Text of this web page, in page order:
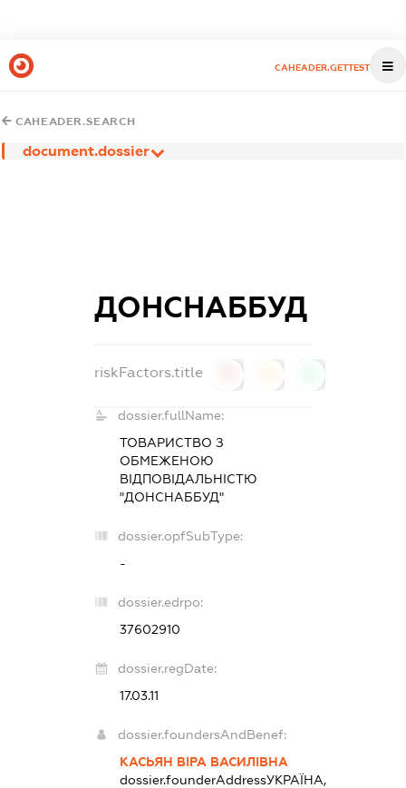
CAHEADER.GETTEST
CAHEADER.SEARCH
document.dossier
ДОНСНАББУД
riskFactors.title
dossier.fullName:
ТОВАРИСТВО З
ОБМЕЖЕНОЮ
ВІДПОВІДАЛЬНІСТЮ
"ДОНСНАББУД"
dossier.opfSubType:
-
dossier.edrpo:
37602910
dossier.regDate:
17.03.11
dossier.foundersAndBenef:
КАСЬЯН ВІРА ВАСИЛІВНА
dossier.founderAddressУКРАЇНА,